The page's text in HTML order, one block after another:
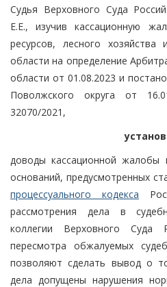
Судья Верховного Суда
Е.Е., изучив кассационную
ресурсов, лесного хозяйства
области на определение
области от 01.08.2023 и
Поволжского округа от
32070/2021,
доводы кассационной жалобы
оснований, предусмотренных
процессуального кодекса
рассмотрения дела в
коллегии Верховного Суда
пересмотра обжалуемых
позволяют сделать вывод о
дела допущены нарушения